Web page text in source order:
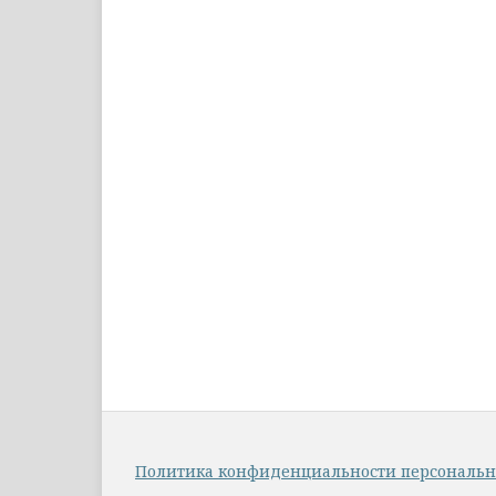
Политика конфиденциальности